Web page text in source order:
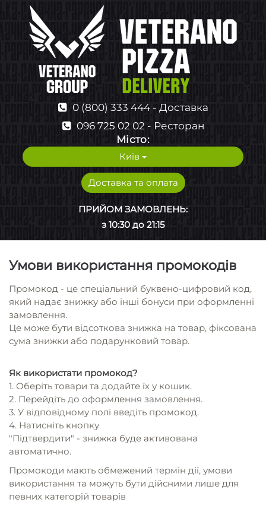
0 (800) 333 444 - Доставка
096 725 02 02 - Ресторан
Мiсто:
Київ
Доставка та оплата
ПРИЙОМ ЗАМОВЛЕНЬ:
з 10:30 до 21:15
Умови використання промокодів
Промокод - це спеціальний буквено-цифровий код,
який надає знижку або інші бонуси при оформленні
замовлення.
Це може бути відсоткова знижка на товар, фіксована
сума знижки або подарунковий товар.
Як використати промокод?
1. Оберіть товари та додайте їх у кошик.
2. Перейдіть до оформлення замовлення.
3. У відповідному полі введіть промокод.
4. Натисніть кнопку
"Підтвердити" - знижка буде активована
автоматично.
Промокоди мають обмежений термін дії, умови
використання та можуть бути дійсними лише для
певних категорій товарів